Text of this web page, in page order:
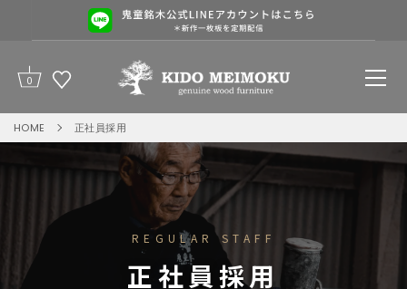
ン
0
HOME 正社員採用
REGULAR STAFF
正社員採用